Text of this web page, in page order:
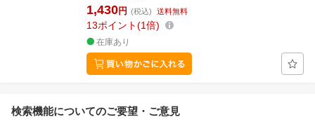
1,430円 (税込) 送料無料
13ポイント 1倍
在庫あり
検索機能についてのご要望・ご意見